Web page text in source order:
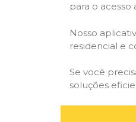
para o acesso
Nosso
residencial e
Se você
soluções